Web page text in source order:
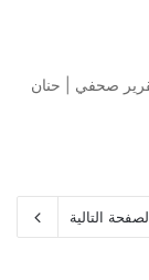
صحفي | حنان
التالية